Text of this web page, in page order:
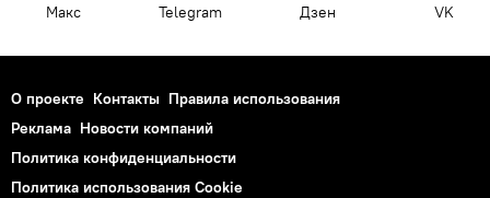
Макс Telegram Дзен VK
О проекте Контакты Правила использования
Реклама Новости компаний
Политика конфиденциальности
Политика использования Cookie